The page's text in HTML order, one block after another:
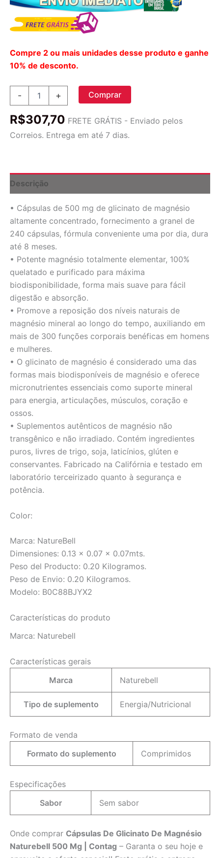
Compre 2 ou mais unidades desse produto e ganhe
10% de desconto.
-
De
Naturebell
Contag
quantidade
+ Comprar
R$307,70 FRETE GRÁTIS - Enviado pelos
Correios. Entrega em até 7 dias.
Descrição
• Cápsulas de 500 mg de glicinato de magnésio
altamente concentrado, fornecimento a granel de
240 cápsulas, fórmula conveniente uma por dia, dura
até 8 meses.
• Potente magnésio totalmente elementar, 100%
quelatado e purificado para máxima
biodisponibilidade, forma mais suave para fácil
digestão e absorção.
• Promove a reposição dos níveis naturais de
magnésio mineral ao longo do tempo, auxiliando em
mais de 300 funções corporais benéficas em homens
e mulheres.
• O glicinato de magnésio é considerado uma das
formas mais biodisponíveis de magnésio e oferece
micronutrientes essenciais como suporte mineral
para energia, articulações, músculos, coração e
ossos.
• Suplementos autênticos de magnésio não
transgênico e não irradiado. Contém ingredientes
puros, livres de trigo, soja, laticínios, glúten e
conservantes. Fabricado na Califórnia e testado em
laboratório terceirizado quanto à segurança e
potência.
Color:
Marca: NatureBell
Dimensiones: 0.13 x 0.07 x 0.07mts.
Peso del Producto: 0.20 Kilogramos.
Peso de Envio: 0.20 Kilogramos.
Modelo: B0C88BJYX2
Características do produto
Marca: Naturebell
Características gerais
Marca
Naturebell
Tipo de suplemento Energia/Nutricional
Formato de venda
Formato do suplemento
Comprimidos
Especificações
Sabor
Sem sabor
Onde comprar Cápsulas De Glicinato De Magnésio
Naturebell 500 Mg | Contag – Garanta o seu hoje e